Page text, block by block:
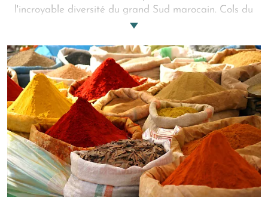
l'incroyable diversité du grand Sud marocain. Cols du
Haut-Atlas, hautes falaises des gorges du Todra et
Atlas, dunes enchanteresses de l'Erg Chebbi, villages
et kasbahs en pisé, rythment un parcours envoûtant
au parfum d'aventure.